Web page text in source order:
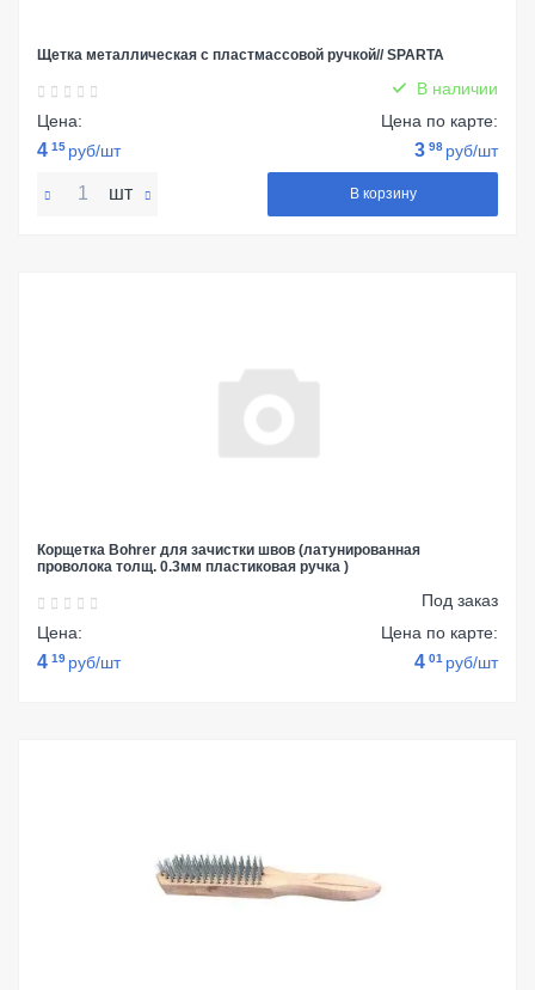
Щетка металлическая с пластмассовой ручкой// SPARTA
В наличии
Цена:
4 15 руб/шт
Цена по карте:
3 98 руб/шт
шт В корзину
Корщетка Bohrer для зачистки швов (латунированная
проволока толщ. 0.3мм пластиковая ручка )
Под заказ
Цена:
4 19 руб/шт
Цена по карте:
4 01 руб/шт